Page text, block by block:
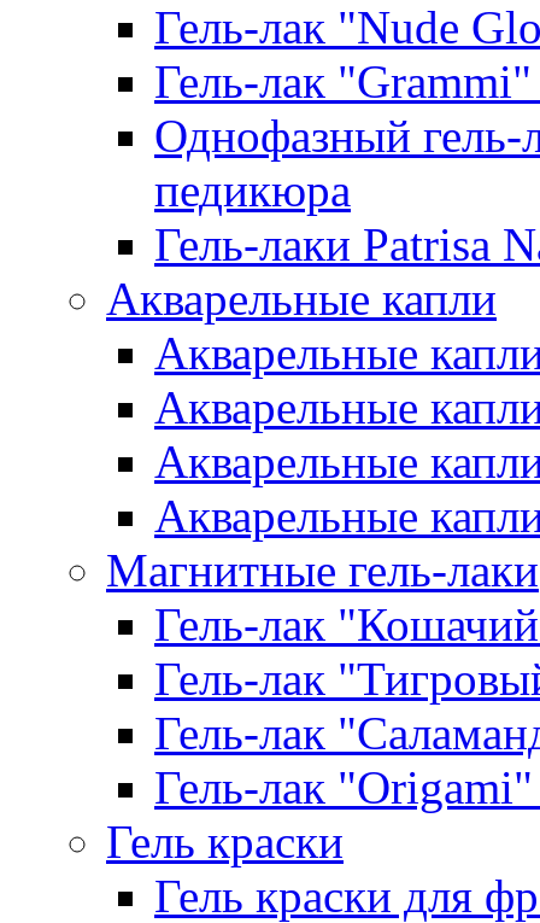
Гель-лак "Nude
Гель-лак
Однофазный
педикюра
Гель-лаки Patrisa
Акварельные капли
Акварельные
Акварельные
Акварельные
Акварельные
Магнитные гель-лаки
Гель-лак
Гель-лак
Гель-лак
Гель-лак
Гель краски
Гель краски для